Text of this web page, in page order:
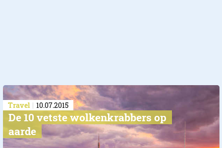
Travel 10.07.2015
De 10 vetste wolkenkrabbers op
aarde